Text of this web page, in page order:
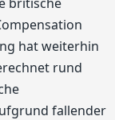
hat weiterhin
rund
fallender